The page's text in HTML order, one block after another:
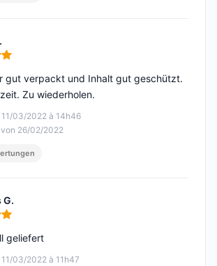
von 5
03/2022 à 14h46
26/02/2022
gut verpackt und Inhalt gut geschützt.
Zu wiederholen.
G.
von 5
03/2022 à 11h47
geliefert